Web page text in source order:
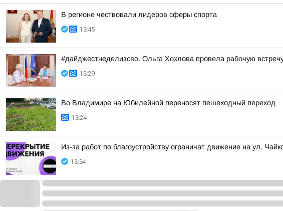
В регионе чествовали лидеров сферы спорта
13:45
#дайджестнеделизсво. Ольга Хохлова провела рабочую
13:29
Во Владимире на Юбилейной переносят пешеходный переход
13:24
Из-за работ по благоустройству ограничат движение на ул.
13:34